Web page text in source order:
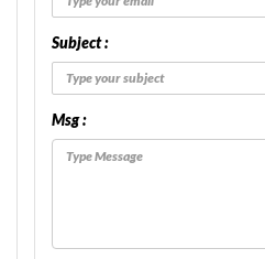
Subject :
Msg :